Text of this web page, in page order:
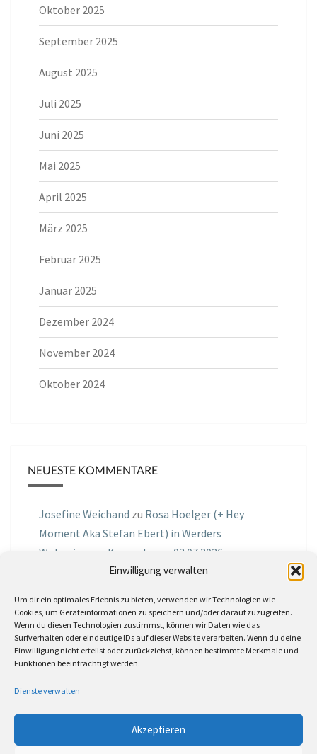
Einwilligung verwalten
Um dir ein optimales Erlebnis zu bieten, verwenden wir Technologien wie
Cookies, um Geräteinformationen zu speichern und/oder darauf zuzugreifen.
Wenn du diesen Technologien zustimmst, können wir Daten wie das
Surfverhalten oder eindeutige IDs auf dieser Website verarbeiten. Wenn du deine
Einwilligung nicht erteilst oder zurückziehst, können bestimmte Merkmale und
Funktionen beeinträchtigt werden.
Dienste verwalten
Akzeptieren
Oktober 2025
September 2025
August 2025
Juli 2025
Juni 2025
Mai 2025
April 2025
März 2025
Februar 2025
Januar 2025
Dezember 2024
November 2024
Oktober 2024
NEUESTE KOMMENTARE
Josefine Weichand zu Rosa Hoelger (+ Hey
Moment Aka Stefan Ebert) in Werders
Wohnzimmer Konzerte am 03.07.2026
Podcast Nr.01 vom 08.09.2025 mit Joe Astray
MIRI IN THE GREENzuMiri in the Green in der
Hemingway Lounge, am 30.05.2026
MollezuInterview mit dem Vinylexpress zum
8ten Vinylflohmarkt am 16.05.2026